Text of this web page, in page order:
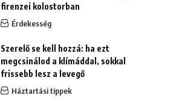
firenzei kolostorban
Érdekesség
Szerelő se kell hozzá: ha ezt
megcsinálod a klímáddal, sokkal
frissebb lesz a levegő
Háztartási tippek